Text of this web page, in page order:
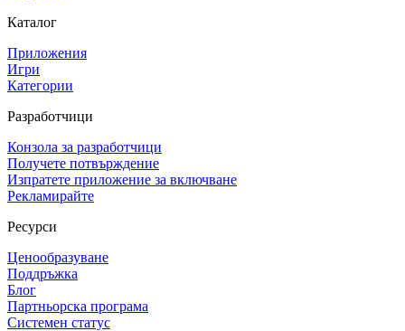
Каталог
Приложения
Игри
Категории
Разработчици
Конзола за разработчици
Получете потвърждение
Изпратете приложение за включване
Рекламирайте
Ресурси
Ценообразуване
Поддръжка
Блог
Партньорска програма
Системен статус